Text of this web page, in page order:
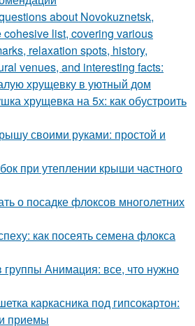
about Novokuznetsk,
list, covering various
relaxation spots, history,
venues, and interesting facts:
хрущевку в уютный дом
хрущевка на 5х: как обустроить
своими руками: простой и
при утеплении крыши частного
о посадке флоксов многолетних
как посеять семена флокса
Анимация: все, что нужно
каркасника под гипсокартон:
приемы